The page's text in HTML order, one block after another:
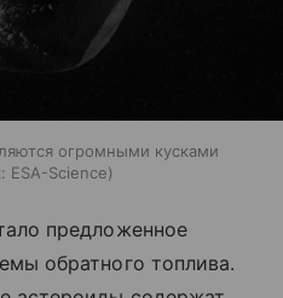
огромными кусками
ESA-Science
предложенное
обратного топлива.